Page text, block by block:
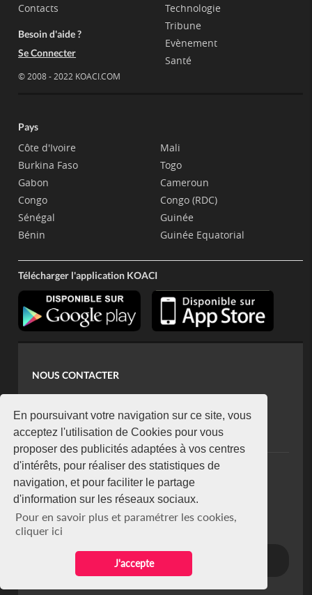
En poursuivant votre navigation sur ce site, vous
acceptez l'utilisation de Cookies pour vous
proposer des publicités adaptées à vos centres
d'intérêts, pour réaliser des statistiques de
navigation, et pour faciliter le partage
d'information sur les réseaux sociaux.
Pour en savoir plus et paramétrer les cookies,
cliquer ici
J'accepte
Contacts
Besoin d'aide ?
Se Connecter
© 2008 - 2022 KOACI.COM
Technologie
Tribune
Evènement
Santé
Pays
Côte d'Ivoire
Burkina Faso
Gabon
Congo
Sénégal
Bénin
Mali
Togo
Cameroun
Congo (RDC)
Guinée
Guinée Equatorial
Télécharger l'application KOACI
NOUS CONTACTER
koaci@yahoo.fr
+225 07 08 85 52 93
NEWSLETTER
Restez connecté via notre newsletter
S'abonner
Se désabonner